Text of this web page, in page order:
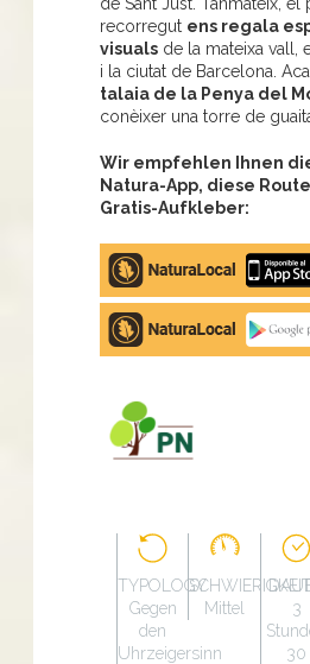
recorregut ens regala
visuals de la mateixa vall,
i la ciutat de Barcelona.
talaia de la Penya del
conèixer una torre de
Wir empfehlen Ihnen
Natura-App, diese
Gratis-Aufkleber:
Apple
store
Google
Play
TYPOLOGY
Gegen
den
Uhrzeigersinn
Mittel
3
30